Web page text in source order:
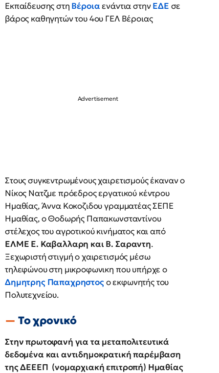
Εκπαίδευσης στη Βέροιαενάντια στηνΕΔΕ σε
βάρος καθηγητών του 4ου ΓΕΛ Βέροιας
Στους συγκεντρωμένους χαιρετισμούς έκαναν ο
Νίκος Νατζμε πρόεδρος εργατικού κέντρου
Ημαθίας, Άννα Κοκοζιδου γραμματέας ΣΕΠΕ
Ημαθίας, ο Θοδωρής Παπακωνσταντίνου
στέλεχος του αγροτικού κινήματος και από
ΕΛΜΕ Ε. Καβαλλαρη και Β. Σαραντη.
Ξεχωριστή στιγμή ο χαιρετισμός μέσω
τηλεφώνου στη μικροφωνικη που υπήρχε ο
Δημητρης Παπαχρηστοςο εκφωνητής του
Πολυτεχνείου.
Το χρονικό
Στην πρωτοφανή για τα μεταπολιτευτικά
δεδομένα και αντιδημοκρατική παρέμβαση
της ΔΕΕΕΠ (νομαρχιακή επιτροπή) Ημαθίας